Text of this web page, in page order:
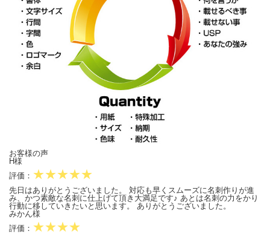
お客様の声
H様
評価： ★★★★★
先日はありがとうございました。 対応も早くスムーズに名刺作りが進
み、かつ素敵な名刺に仕上げて頂き大満足です♪ あとは名刺の力をかり
行動に移していきたいと思います。 ありがとうございました。
みかん様
評価： ★★★★